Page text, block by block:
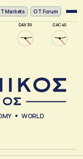
DAX 30 CAC 40
Markets OT Forum
WORLD